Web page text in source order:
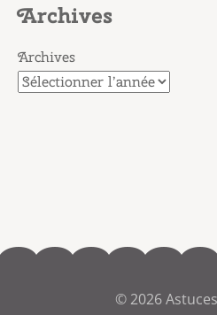
Archives
Archives
© 2026